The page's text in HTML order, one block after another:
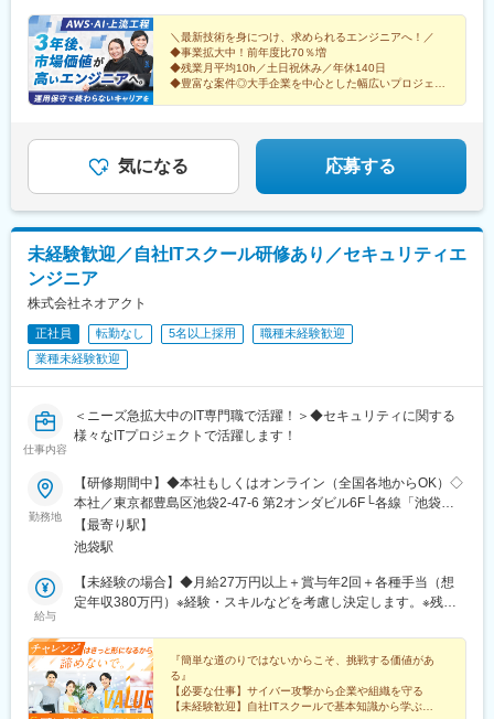
県)、豊橋駅、大曽根駅、矢場町駅、藤が丘駅(愛知県)、刈谷駅、
千種駅、小牧原駅、東刈谷駅、土橋駅(愛知県)、新栄町駅(愛知
県)、日進駅(愛知県)、二川駅、丸の内駅(愛知県)、春日井駅(中央
本線)、東名古屋港駅、三河豊田駅、国府宮駅、国際センター駅、
小牧口駅、常滑駅、岩倉駅(愛知県)、三郷駅(愛知県)、三河安城
県)、天神駅、呉服町駅(福岡県)、赤坂駅(福岡県)、天神南駅、渡辺
通駅、熊本駅、スタジアムシティサウス駅、いわき駅、金沢駅、
長野駅、福井駅、岡山駅、松山市駅、福山駅、広島駅、横川駅(広
島県)、中電前駅、呉駅、勝田駅、日立駅、大甕駅、常陸多賀駅、
佐和駅、研究学園駅、宇都宮駅、小山駅、太田駅(群馬県)、中央前
橋駅、新前橋駅、苫小牧駅、さっぽろ駅、青森駅、秋田駅、長岡
駅、近鉄四日市駅、大和西大寺駅、鳥取駅、松江駅、下関駅、徳
中央駅、彦根駅、新宿西口駅、立川駅、千葉駅、あおば通駅、西
松本駅、新静岡駅、第一通り駅、新豊田駅、名古屋駅、名鉄岐阜
駅、四条駅(京都市営)、大阪梅田駅(阪神線)、神戸三宮駅(阪神)、
山陽姫路駅、紙屋町東駅、薬院大通駅、浜町アーケード駅、通町
筋駅、県庁前駅(愛媛県)、高見馬場駅、小川町駅(東京都)、赤坂見
附駅、向原駅(東京都)、人形町駅、新大久保駅、京橋駅(東京都)、
泉岳寺駅、虎ノ門ヒルズ駅、巣鴨新田駅、新御徒町駅、新宿駅(東
町駅、浅草駅(ＴＸ)、大崎広小路駅、面影橋駅、両国駅(都営線)、
新橋駅、柳小路駅、八丁畷駅、星川駅、馬車道駅、国道駅、鹿島
田駅、緑町駅、高島町駅、海老名駅(相模線)、千葉中央駅、京成西
船駅、北与野駅、大阪城公園駅、なんば駅(地下鉄)、古川橋駅、な
駅、大阪天満宮駅、西元町駅、計算科学センター駅、山陽明石
駅、西院駅(京福線)、くいな橋駅、桂川駅(京都府)、日比野駅(名古
知県)、東別院駅、森下駅(愛知県)、車道駅、高岳駅、久屋大通
駅、多屋駅、祇園駅(福岡県)、熊本駅前駅、八千代町駅、市役所前
駅(長野県)、福井駅(福井県)、横川駅、市役所前駅(広島県)、宇都
宮駅東口駅、阿波富田駅、高松築港駅、高知駅前駅、仲御徒町
マンド操作◎Windowsサーバーの基本的な操作◎ルーティングや
スイッチングの基本の理解◎AWSのスキル（AWSをはじめとした
クラウドサービスでの設計、構築は、当社が現在特に力を入れて
いる分野です）
＼最新技術を身につけ、求められるエンジニアへ！／
◆事業拡大中！前年度比70％増
◆残業月平均10h／土日祝休み／年休140日
◆豊富な案件◎大手企業を中心とした幅広いプロジェク
気になる 応募する
未経験歓迎／自社ITスクール研修あり／セキュリティエ
ンジニア
株式会社ネオアクト
正社員 転勤なし 5名以上採用
職種未経験歓迎
業種未経験歓迎
仕事内容
＜ニーズ急拡大中のIT専門職で活躍！＞◆セキュリティに関する
様々なITプロジェクトで活躍します！
勤務地
【研修期間中】◆本社もしくはオンライン（全国各地からOK）◇
本社／東京都豊島区池袋2-47-6 第2オンダビル6F└各線「池袋
駅」徒歩4分【研修終了後】◆東京23区を中心とした全国各地のIT
プロジェクト先※勤務地は希望を考慮します。※転居を伴う転勤は
リモート・在宅勤務はプロジェクトによって異なります。
【最寄り駅】
池袋駅
給与
【未経験の場合】◆月給27万円以上＋賞与年2回＋各種手当（想
定年収380万円）※経験・スキルなどを考慮し決定します。※残業
年2回＋各種手当（想定年収500万円）※IT業界で半年以上の経験
がある方を想定しています。※経験がある方は、現職・前職給与を
考慮します。※残業代は全額支給します。★試用期間3ヵ月（給
与・待遇に変更なし）※未経験・経験者共通
『簡単な道のりではないからこそ、挑戦する価値があ
る』
【必要な仕事】サイバー攻撃から企業や組織を守る
【未経験歓迎】自社ITスクールで基本知識から学ぶ